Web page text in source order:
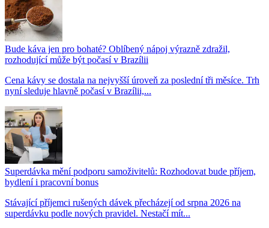
Bude káva jen pro bohaté? Oblíbený nápoj výrazně zdražil,
rozhodující může být počasí v Brazílii
Cena kávy se dostala na nejvyšší úroveň za poslední tři měsíce. Trh
nyní sleduje hlavně počasí v Brazílii,...
Superdávka mění podporu samoživitelů: Rozhodovat bude příjem,
bydlení i pracovní bonus
Stávající příjemci rušených dávek přecházejí od srpna 2026 na
superdávku podle nových pravidel. Nestačí mít...